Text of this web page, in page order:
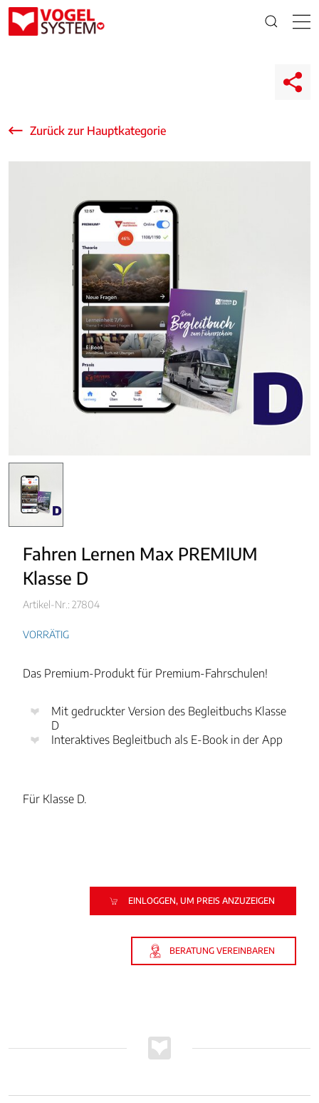
Zurück zur Hauptkategorie
Fahren Lernen Max PREMIUM
Klasse D
Artikel-Nr.: 27804
VORRÄTIG
Das Premium-Produkt für Premium-Fahrschulen!
Mit gedruckter Version des Begleitbuchs Klasse
D
Interaktives Begleitbuch als E-Book in der App
Für Klasse D.
EINLOGGEN, UM PREIS ANZUZEIGEN
BERATUNG VEREINBAREN